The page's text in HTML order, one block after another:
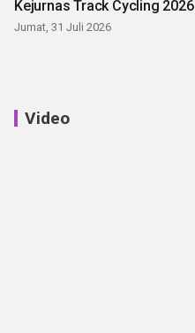
Kejurnas Track Cycling 2026
Jumat, 31 Juli 2026
Video